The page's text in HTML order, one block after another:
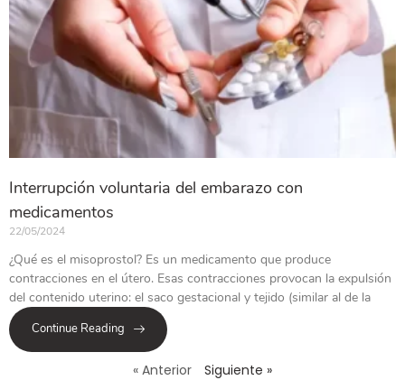
Interrupción voluntaria del embarazo con
medicamentos
22/05/2024
¿Qué es el misoprostol? Es un medicamento que produce
contracciones en el útero. Esas contracciones provocan la expulsión
del contenido uterino: el saco gestacional y tejido (similar al de la
Continue Reading
« Anterior Siguiente »